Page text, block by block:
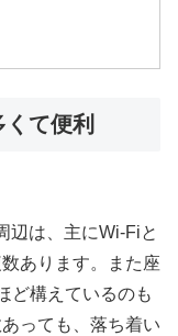
て便利
辺は、主にWi-Fiと
あります。また座
ど構えているのも
っても、落ち着い